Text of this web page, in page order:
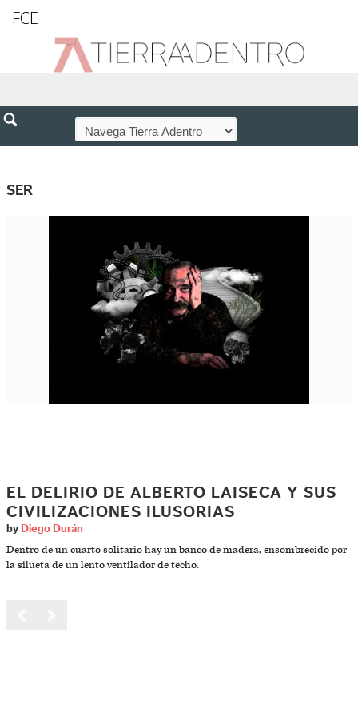
FCE
SER
EL DELIRIO DE ALBERTO LAISECA Y SUS
CIVILIZACIONES ILUSORIAS
by Diego Durán
Dentro de un cuarto solitario hay un banco de madera, ensombrecido por
la silueta de un lento ventilador de techo.